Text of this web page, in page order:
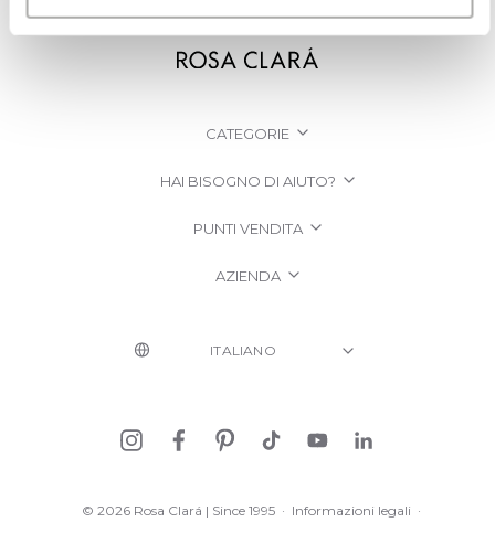
CATEGORIE
HAI BISOGNO DI AIUTO?
PUNTI VENDITA
AZIENDA
© 2026 Rosa Clará | Since 1995 · Informazioni legali ·